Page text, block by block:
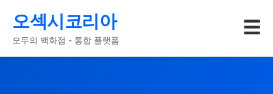
오섹시코리아
모두의 백화점 - 통합 플랫폼
☰